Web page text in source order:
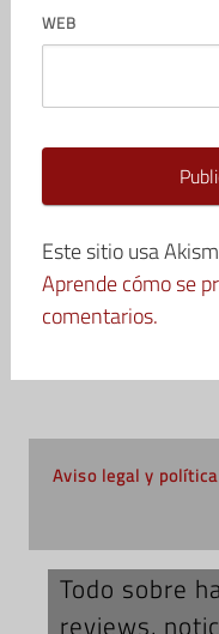
WEB
Este sitio usa
Aprende cómo se
comentarios.
Aviso legal y
Todo sobre
reviews,